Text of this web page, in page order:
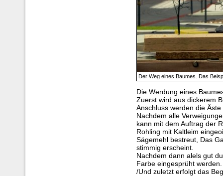
Der Weg eines Baumes. Das
Die Werdung eines
Zuerst wird aus dickerem
Anschluss werden die
Nachdem alle
kann mit dem Auftrag der
Rohling mit Kaltleim
Sägemehl bestreut, Das
stimmig erscheint.
Nachdem dann alels gut
Farbe eingesprüht werden.
/Und zuletzt erfolgt das